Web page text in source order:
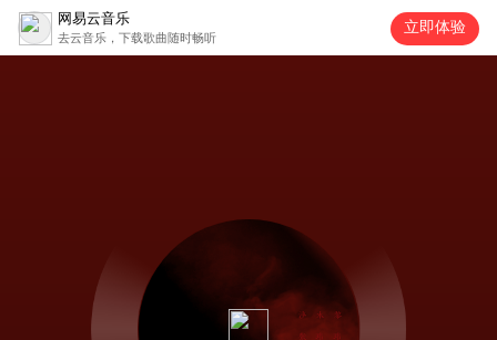
网易云音乐
去云音乐，下载歌曲随时畅听
立即体验